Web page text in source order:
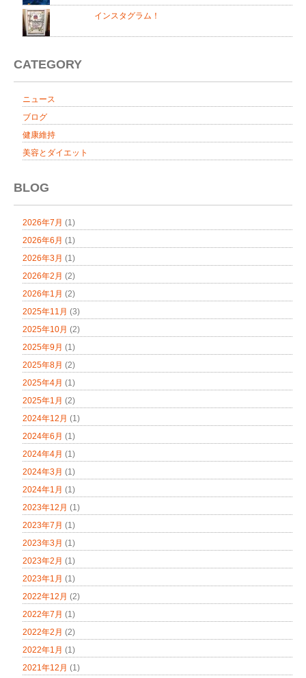
インスタグラム！
CATEGORY
ニュース
ブログ
健康維持
美容とダイエット
BLOG
2026年7月 (1)
2026年6月 (1)
2026年3月 (1)
2026年2月 (2)
2026年1月 (2)
2025年11月 (3)
2025年10月 (2)
2025年9月 (1)
2025年8月 (2)
2025年4月 (1)
2025年1月 (2)
2024年12月 (1)
2024年6月 (1)
2024年4月 (1)
2024年3月 (1)
2024年1月 (1)
2023年12月 (1)
2023年7月 (1)
2023年3月 (1)
2023年2月 (1)
2023年1月 (1)
2022年12月 (2)
2022年7月 (1)
2022年2月 (2)
2022年1月 (1)
2021年12月 (1)